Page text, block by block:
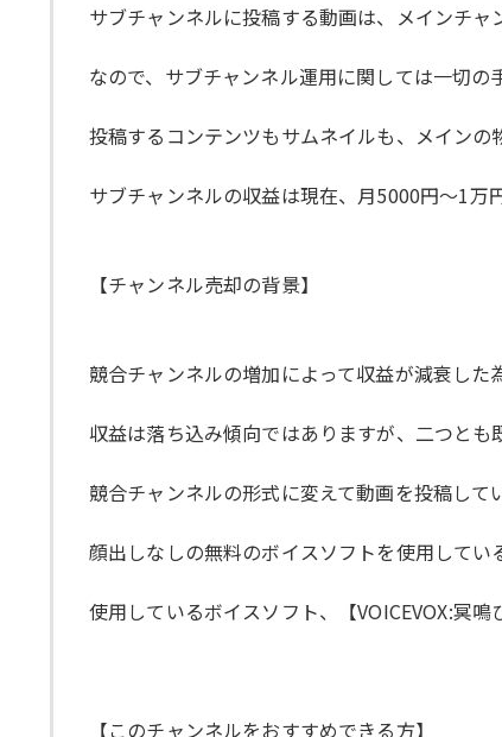
サブチャンネルに投稿する動画は、メインチャ
なので、サブチャンネル運用に関しては一切の
投稿するコンテンツもサムネイルも、メインの
サブチャンネルの収益は現在、月5000円～1万
【チャンネル売却の背景】
競合チャンネルの増加によって収益が減衰した
収益は落ち込み傾向ではありますが、二つとも
競合チャンネルの形式に変えて動画を投稿して
顔出しなしの無料のボイスソフトを使用してい
使用しているボイスソフト、【VOICEVOX:冥鳴
【このチャンネルをおすすめできる方】